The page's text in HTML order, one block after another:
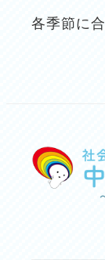
各季節に